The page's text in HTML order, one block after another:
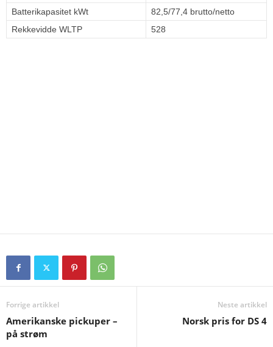
Batterikapasitet kWt
82,5/77,4 brutto/netto
Rekkevidde WLTP
528
Forrige artikkel
Amerikanske pickuper –
på strøm
Neste artikkel
Norsk pris for DS 4